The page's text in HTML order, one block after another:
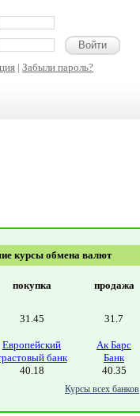
| Забыли пароль?
курсы обмена валют
покупка продажа
31.45 31.7
Европейский
банк
40.18
Ак Барс
Банк
40.35
Курсы всех банков